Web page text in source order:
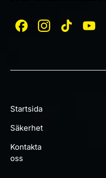
Startsida
Säkerhet
Kontakta
oss